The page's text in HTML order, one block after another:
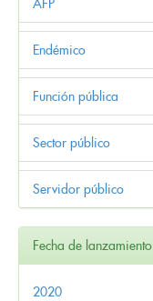
Endémico
Función pública
Sector público
Servidor público
Fecha de lanzamiento
2020